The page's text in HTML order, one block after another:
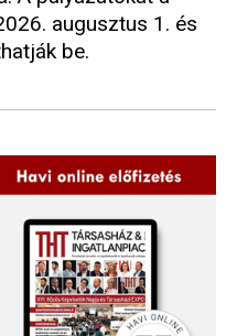
augusztus 1. és
be.